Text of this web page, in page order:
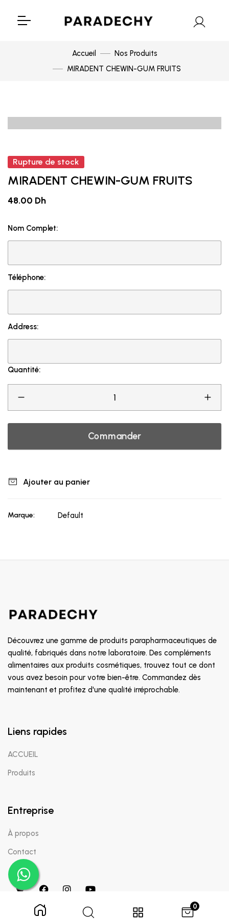
0
Accueil
Nos Produits
MIRADENT CHEWIN-GUM FRUITS
Rupture de stock
MIRADENT CHEWIN-GUM FRUITS
48.00 Dh
Nom Complet:
Téléphone:
Address:
Quantité:
Commander
Ajouter au panier
Marque: Default
Découvrez une gamme de produits parapharmaceutiques de
qualité, fabriqués dans notre laboratoire. Des compléments
alimentaires aux produits cosmétiques, trouvez tout ce dont
vous avez besoin pour votre bien-être. Commandez dès
maintenant et profitez d'une qualité irréprochable.
Liens rapides
ACCUEIL
Produits
Entreprise
À propos
Contact